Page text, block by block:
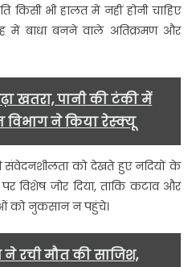
किसी भी हालत में नहीं होनी चाहिए
में बाधा बनने वाले अतिक्रमण और
खतरा, पानी की टंकी में
विभाग ने किया रेस्क्यू
संवेदनशीलता को देखते हुए नदियों के
विशेष जोर दिया, ताकि कटाव और
को नुकसान न पहुंचे।
ने रची मौत की साजिश,